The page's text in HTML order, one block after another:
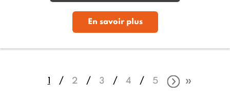
En savoir plus
2 3 4 5